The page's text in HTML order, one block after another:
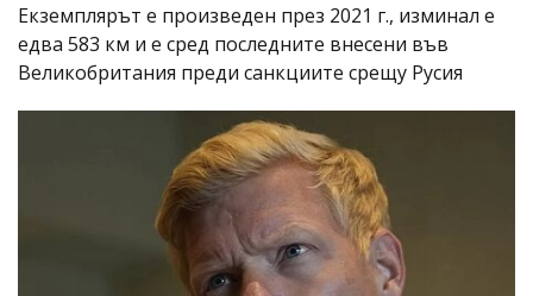
Екземплярът е произведен през 2021 г., изминал е
едва 583 км и е сред последните внесени във
Великобритания преди санкциите срещу Русия